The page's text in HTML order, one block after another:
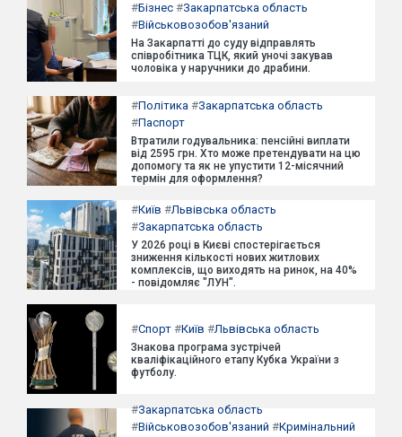
#Бізнес #Закарпатська область
#Військовозобов'язаний
На Закарпатті до суду відправлять
співробітника ТЦК, який уночі закував
чоловіка у наручники до драбини.
#Політика #Закарпатська область
#Паспорт
Втратили годувальника: пенсійні виплати
від 2595 грн. Хто може претендувати на цю
допомогу та як не упустити 12-місячний
термін для оформлення?
#Київ #Львівська область
#Закарпатська область
У 2026 році в Києві спостерігається
зниження кількості нових житлових
комплексів, що виходять на ринок, на 40%
- повідомляє "ЛУН".
#Спорт #Київ #Львівська область
Знакова програма зустрічей
кваліфікаційного етапу Кубка України з
футболу.
#Закарпатська область
#Військовозобов'язаний #Кримінальний